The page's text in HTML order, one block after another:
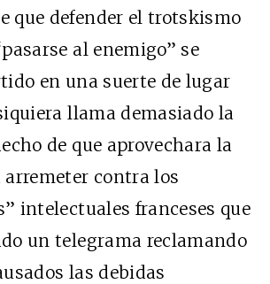
que defender el trotskismo
al enemigo” se
en una suerte de lugar
llama demasiado la
de que aprovechara la
arremeter contra los
intelectuales franceses que
un telegrama reclamando
las debidas